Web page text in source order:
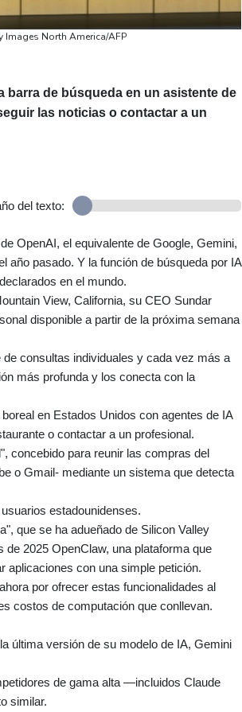
North America/AFP
barra de búsqueda en un asistente de
las noticias o contactar a un
del texto:
OpenAI, el equivalente de Google, Gemini,
año pasado. Y la función de búsqueda por IA
en el mundo.
View, California, su CEO Sundar
disponible a partir de la próxima semana
consultas individuales y cada vez más a
más profunda y los conecta con la
en Estados Unidos con agentes de IA
o contactar a un profesional.
concebido para reunir las compras del
o Gmail- mediante un sistema que detecta
estadounidenses.
que se ha adueñado de Silicon Valley
2025 OpenClaw, una plataforma que
aplicaciones con una simple petición.
por ofrecer estas funcionalidades al
costos de computación que conllevan.
última versión de su modelo de IA, Gemini
de gama alta —incluidos Claude
similar.